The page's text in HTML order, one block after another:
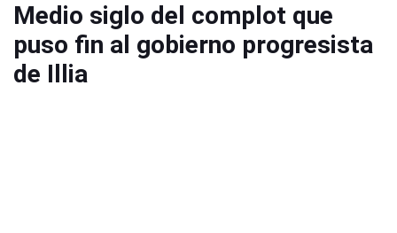
Medio siglo del complot que
puso fin al gobierno progresista
de Illia